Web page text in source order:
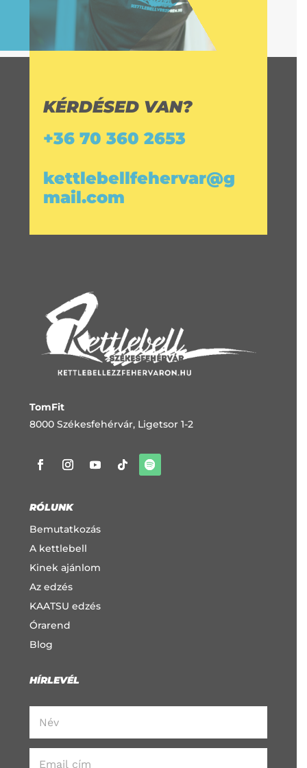
KÉRDÉSED VAN?
+36 70 360 2653
kettlebellfehervar@g
mail.com
TomFit
8000 Székesfehérvár, Ligetsor 1-2
RÓLUNK
Bemutatkozás
A kettlebell
Kinek ajánlom
Az edzés
KAATSU edzés
Órarend
Blog
HÍRLEVÉL